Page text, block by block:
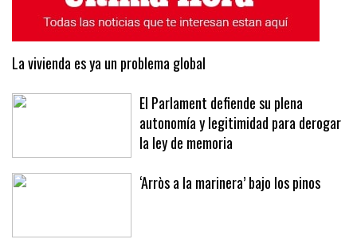
La vivienda es ya un problema global
El Parlament defiende su plena
autonomía y legitimidad para derogar
la ley de memoria
‘Arròs a la marinera’ bajo los pinos